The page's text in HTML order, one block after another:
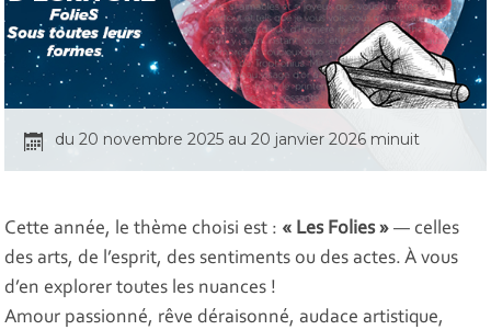
du 20 novembre 2025 au 20 janvier 2026 minuit
Cette année, le thème choisi est : « Les Folies » — celles
des arts, de l’esprit, des sentiments ou des actes. À vous
d’en explorer toutes les nuances !
Amour passionné, rêve déraisonné, audace artistique,